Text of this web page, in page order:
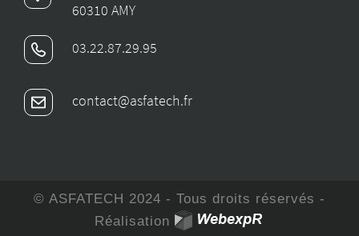
60310 AMY
03.22.87.29.95
contact@asfatech.fr
© ASFATECH 2024 - Tous droits réservés -
Réalisation